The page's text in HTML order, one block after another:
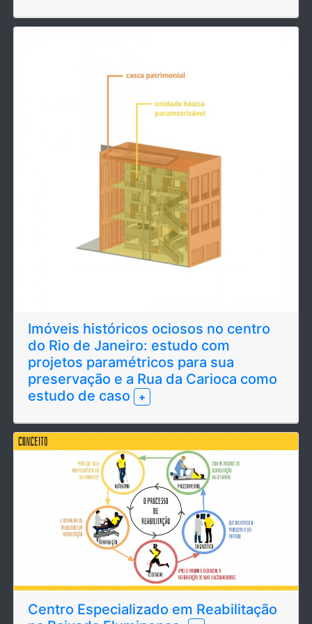
Imóveis históricos ociosos no centro
do Rio de Janeiro: estudo com
projetos paramétricos para sua
preservação e a Rua da Carioca como
estudo de caso
+
Centro Especializado em Reabilitação